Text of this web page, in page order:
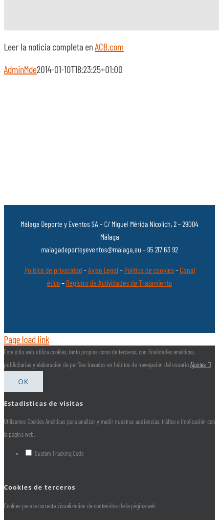
Leer la noticia completa enACB.com
AdminMde2014-01-10T18:23:25+01:00
Málaga Deporte y Eventos SA – C/ Miguel Mérida Nicolich, 2 – 29004
Málaga
malagadeporteyeventos@malaga.eu – 95 217 63 92
Política de privacidad –Aviso Legal – Política de cookies–Canal
ético – Registro de Actividades de Tratamiento
Page load link
Este sitio web utiliza cookies, tanto propias como de terceros, con finalidades analíticas,
publicitarias y elaboración de perfiles basados en hábitos de navegación del usuarioAjustes
OK
Estadisticas de visitas
Utilizamos Cookies Analíticas para analizar y medir nuestras audiencias, tráfico e implicación con
la página web.
Custom Tracking Code
Cookies de terceros
Cookies para la correcta visualización de contenidos de la página web